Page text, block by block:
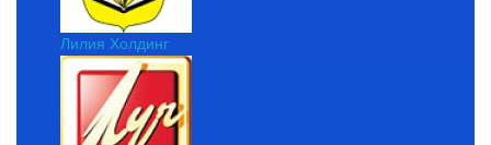
Лилия Холдинг